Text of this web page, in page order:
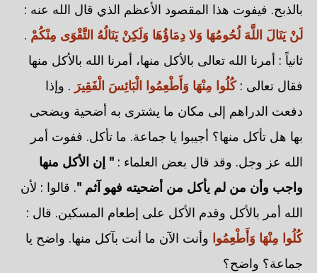
بالذبح. فيفوت هذا المقصود الأعظم الذي قال الله عنه :
لَنْ يَنَالَ اللَّهَ لُحُومُهَا وَلا دِمَاؤُهَا وَلَكِنْ يَنَالُهُ التَّقْوَى مِنْكُمْ .
ثانياً : أمرنا الله تعالى بالأكل منها، أمرنا الله بالأكل منها
فقال تعالى :كُلُوا مِنْهَا وَأَطْعِمُوا الْبَائِسَ الْفَقِيرَ . وإذا
دفعت الدراهم إلى مكان ما يشترى به أضحية ويضحى
بها هل تأكل منها؟ أجيبوا يا جماعة. ما تأكل. ففوت أمر
الله عز وجل. وقد قال بعض العلماء : " إن الأكل منها
واجب وأن من لم يأكل من أضحيته فهو آثم ". قالوا : لأن
الله أمر بالأكل وقدم الأكل على إطعام المسكين. قال :
كُلُوا مِنْهَا وَأَطْعِمُوا وأنت الآن ما أنت بآكل منها. واضح يا
جماعة؟ واضح؟